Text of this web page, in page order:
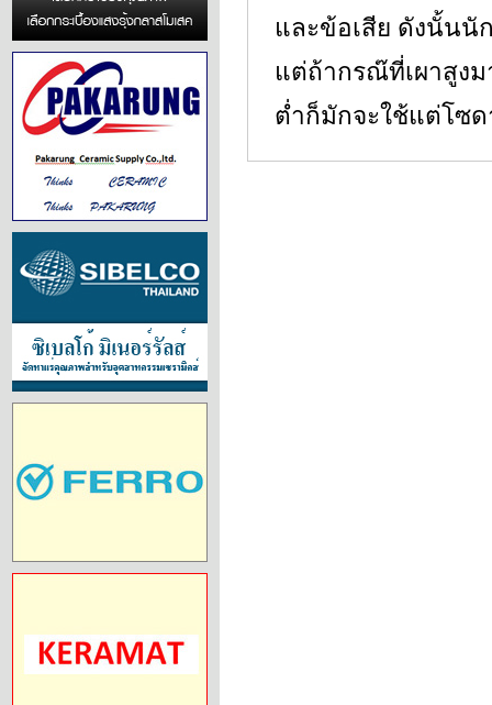
และข้อเสีย ดังนั้นนั
แต่ถ้ากรณ๊ที่เผาสูง
ต่ำก็มักจะใช้แต่โซด